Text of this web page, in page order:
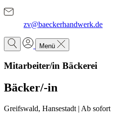
zv@baeckerhandwerk.de
Menü
Mitarbeiter/in Bäckerei
Bäcker/-in
Greifswald, Hansestadt | Ab sofort